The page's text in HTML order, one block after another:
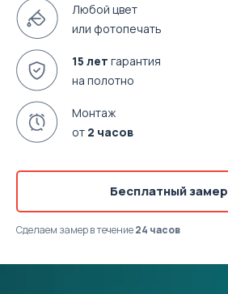
Любой цвет
или фотопечать
15 лет гарантия
на полотно
Монтаж
от 2 часов
Бесплатный замер
Сделаем замерв течение24 часов